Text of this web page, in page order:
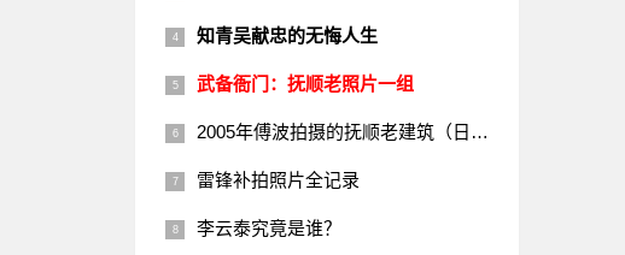
知青吴献忠的无悔人生
武备衙门：抚顺老照片一组
2005年傅波拍摄的抚顺老建筑（日本楼）
雷锋补拍照片全记录
李云泰究竟是谁？